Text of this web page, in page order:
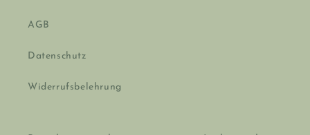
AGB
Datenschutz
Widerrufsbelehrung